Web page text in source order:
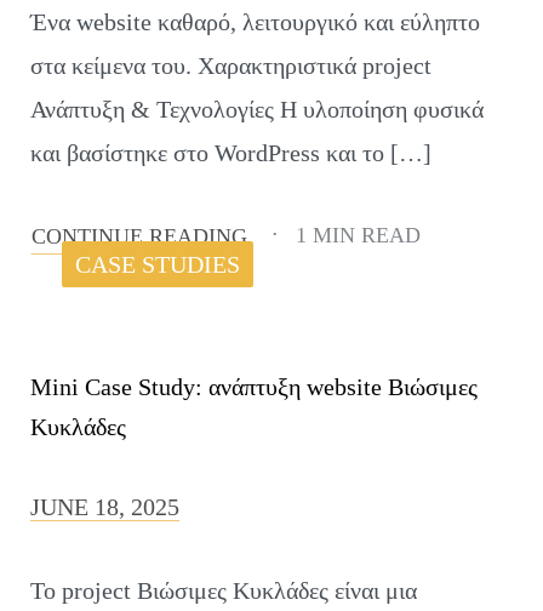
Ένα website καθαρό, λειτουργικό και εύληπτο
στα κείμενα του. Χαρακτηριστικά project
Ανάπτυξη & Τεχνολογίες Η υλοποίηση φυσικά
και βασίστηκε στο WordPress και το […]
CONTINUE READING 1 MIN READ
CASE STUDIES
Mini Case Study: ανάπτυξη website Βιώσιμες
Κυκλάδες
JUNE 18, 2025
Το project Βιώσιμες Κυκλάδες είναι μια